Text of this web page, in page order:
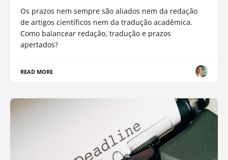
Os prazos nem sempre são aliados nem da redação
de artigos científicos nem da tradução acadêmica.
Como balancear redação, tradução e prazos
apertados?
READ MORE